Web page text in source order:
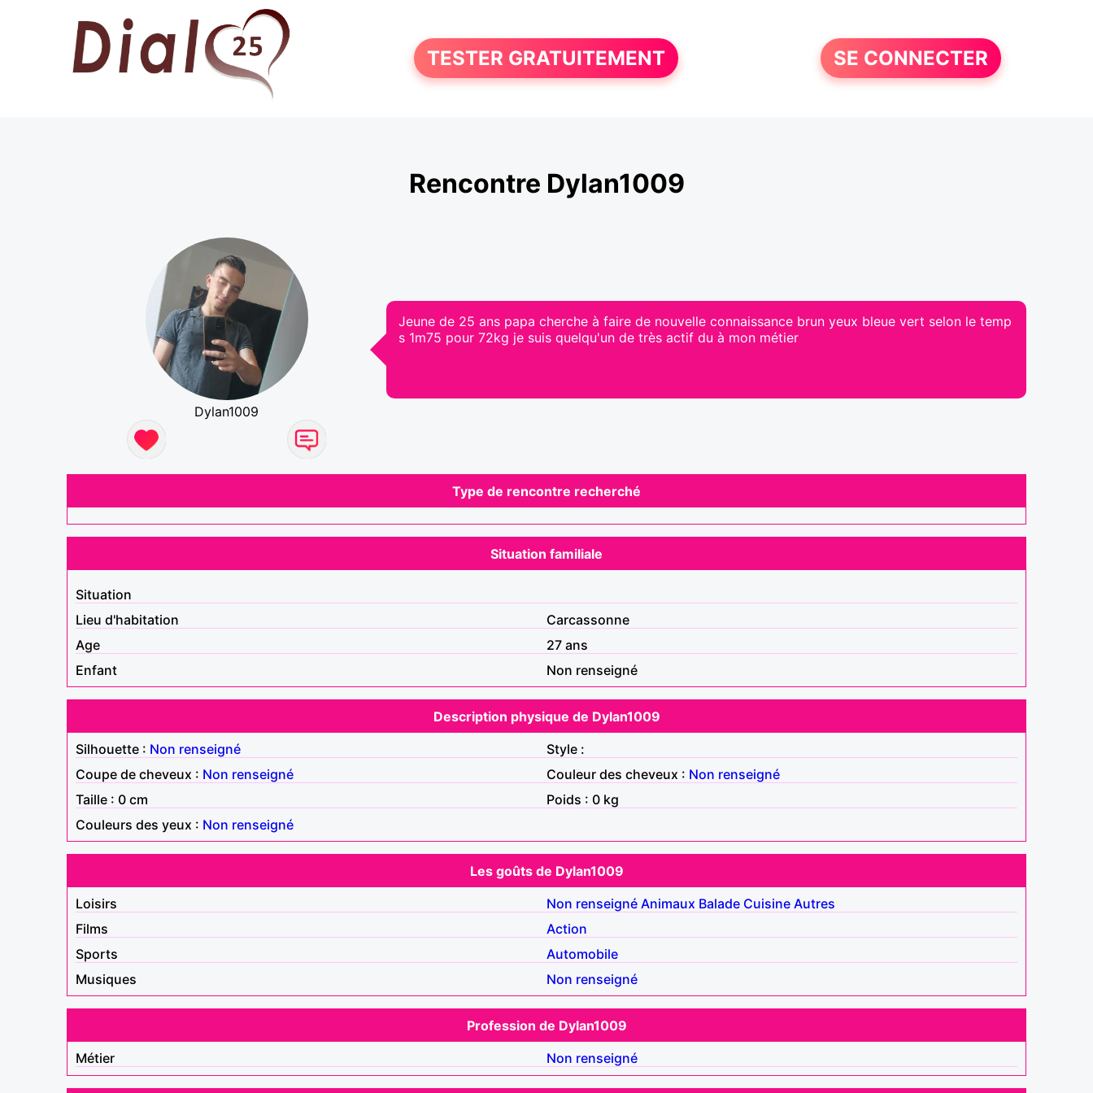
TESTER GRATUITEMENT SE CONNECTER
Rencontre Dylan1009
Dylan1009
Jeune de 25 ans papa cherche à faire de nouvelle connaissance brun yeux bleue vert selon le temp
s 1m75 pour 72kg je suis quelqu'un de très actif du à mon métier
Type de rencontre recherché
Situation familiale
Situation
Lieu d'habitation
Carcassonne
Age
27 ans
Enfant
Non renseigné
Description physique de Dylan1009
Silhouette : Non renseigné
Style :
Coupe de cheveux : Non renseigné Couleur des cheveux : Non renseigné
Taille : 0 cm
Poids : 0 kg
Couleurs des yeux : Non renseigné
Les goûts de Dylan1009
Loisirs
Non renseigné Animaux Balade Cuisine Autres
Films
Action
Sports
Automobile
Musiques
Non renseigné
Profession de Dylan1009
Métier
Non renseigné